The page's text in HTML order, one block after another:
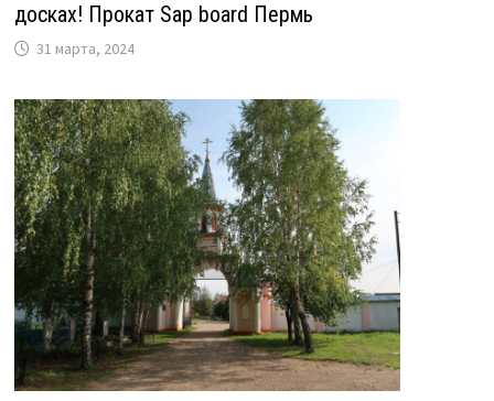
досках! Прокат Sap board Пермь
31 марта, 2024